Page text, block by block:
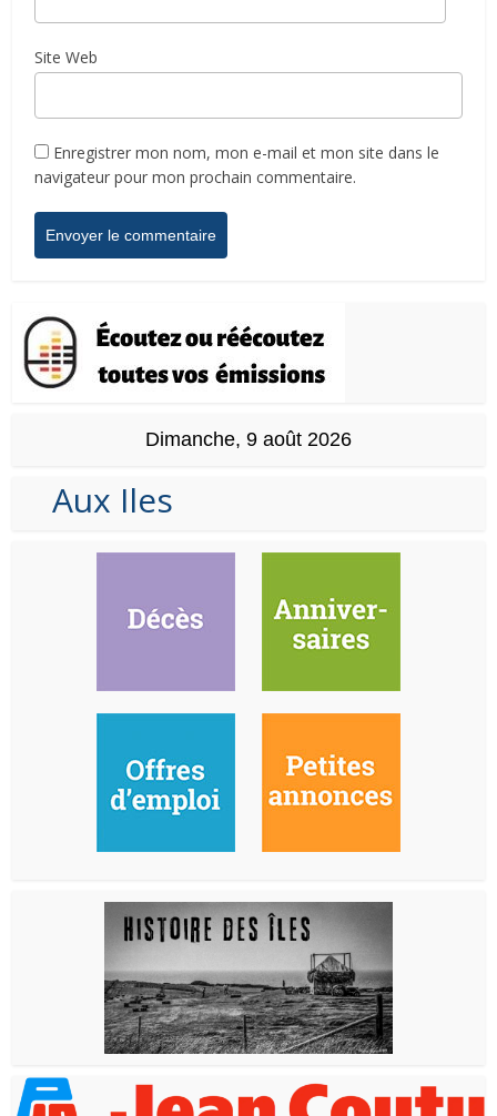
Site Web
Enregistrer mon nom, mon e-mail et mon site dans le
navigateur pour mon prochain commentaire.
Dimanche, 9 août 2026
Aux Iles